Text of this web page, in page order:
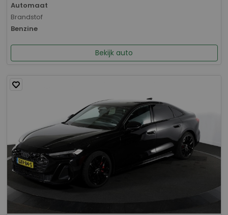
Automaat
Brandstof
Benzine
Bekijk auto